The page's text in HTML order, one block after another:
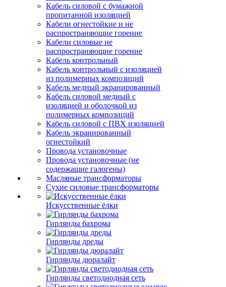
Кабель силовой с бумажной
пропитанной изоляцией
Кабели огнестойкие и не
распространяющие горение
Кабели силовые не
распространяющие горение
Кабель контрольный
Кабель контрольный с изоляцией
из полимерных композиций
Кабель медный экранированный
Кабель силовой медный с
изоляцией и оболочкой из
полимерных композиций
Кабель силовой с ПВХ изоляцией
Кабель экранированный
огнестойкий
Провода установочные
Провода установочные (не
содержащие галогены)
Масляные трансформаторы
Сухие силовые трансформаторы
Искусственные ёлки
Гирлянды бахрома
Гирлянды дреды
Гирлянды дюралайт
Гирлянды светодиодная сеть